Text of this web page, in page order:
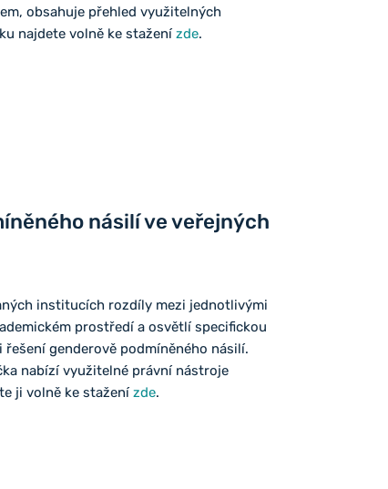
obsahuje přehled využitelných
najdete volně ke staženízde.
násilí ve veřejných
institucích rozdíly mezi jednotlivými
prostředí a osvětlí specifickou
genderově podmíněného násilí.
nabízí využitelné právní nástroje
ji volně ke staženízde.